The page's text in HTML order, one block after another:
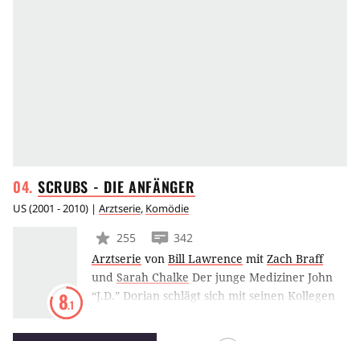
SCRUBS - DIE ANFÄNGER
US(2001 - 2010) | Arztserie, Komödie
8.1
255
342
Arztserie von Bill Lawrence mit Zach Braff
und Sarah Chalke Der junge Mediziner John
“J.D.” Dorian schlägt sich mit seinen Kollegen
Krankenhausalltag. Dabei werden die jungen